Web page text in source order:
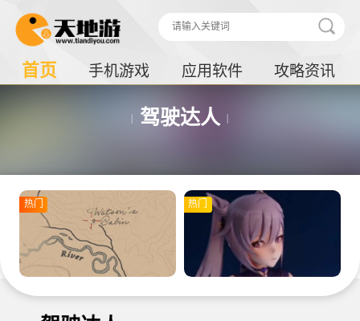
首页 手机游戏 应用软件 攻略资讯
驾驶达人
热门 热门